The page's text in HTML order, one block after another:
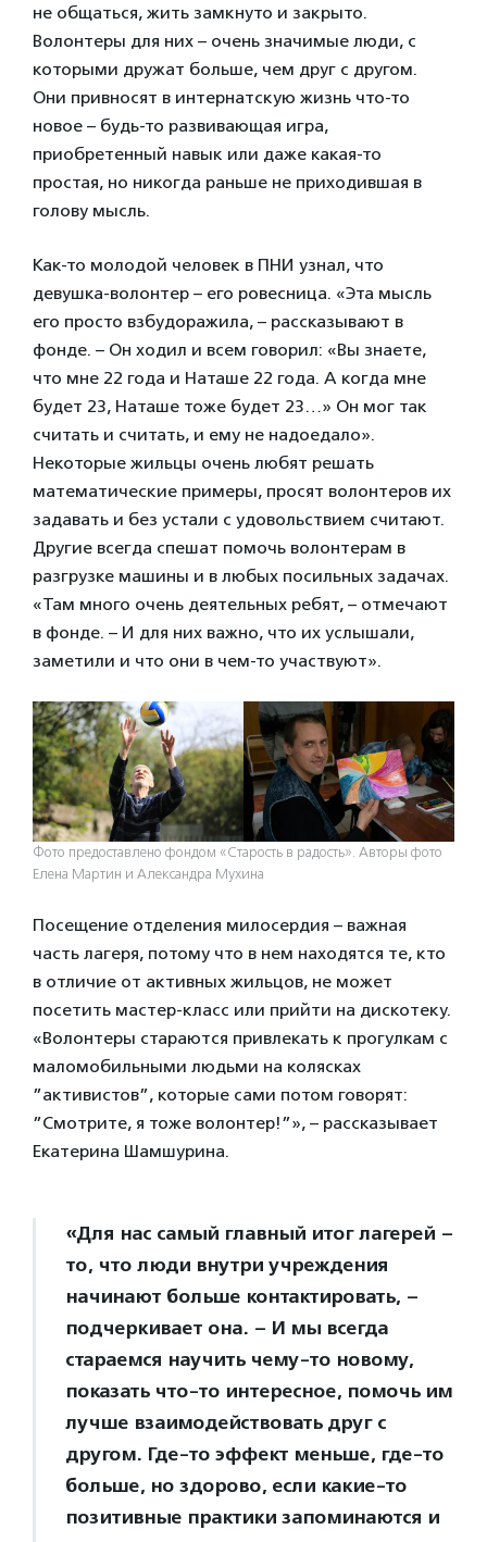
не общаться, жить замкнуто и закрыто.
Волонтеры для них – очень значимые люди, с
которыми дружат больше, чем друг с другом.
Они привносят в интернатскую жизнь что-то
новое – будь-то развивающая игра,
приобретенный навык или даже какая-то
простая, но никогда раньше не приходившая в
голову мысль.
Как-то молодой человек в ПНИ узнал, что
девушка-волонтер – его ровесница. «Эта мысль
его просто взбудоражила, – рассказывают в
фонде. – Он ходил и всем говорил: «Вы знаете,
что мне 22 года и Наташе 22 года. А когда мне
будет 23, Наташе тоже будет 23…» Он мог так
считать и считать, и ему не надоедало».
Некоторые жильцы очень любят решать
математические примеры, просят волонтеров их
задавать и без устали с удовольствием считают.
Другие всегда спешат помочь волонтерам в
разгрузке машины и в любых посильных задачах.
«Там много очень деятельных ребят, – отмечают
в фонде. – И для них важно, что их услышали,
заметили и что они в чем-то участвуют».
Фото предоставлено фондом «Старость в радость». Авторы фото
Елена Мартин и Александра Мухина
Посещение отделения милосердия – важная
часть лагеря, потому что в нем находятся те, кто
в отличие от активных жильцов, не может
посетить мастер-класс или прийти на дискотеку.
«Волонтеры стараются привлекать к прогулкам с
маломобильными людьми на колясках
”активистов”, которые сами потом говорят:
”Смотрите, я тоже волонтер!”», – рассказывает
Екатерина Шамшурина.
«Для нас самый главный итог лагерей –
то, что люди внутри учреждения
начинают больше контактировать, –
подчеркивает она. – И мы всегда
стараемся научить чему-то новому,
показать что-то интересное, помочь им
лучше взаимодействовать друг с
другом. Где-то эффект меньше, где-то
больше, но здорово, если какие-то
позитивные практики запоминаются и